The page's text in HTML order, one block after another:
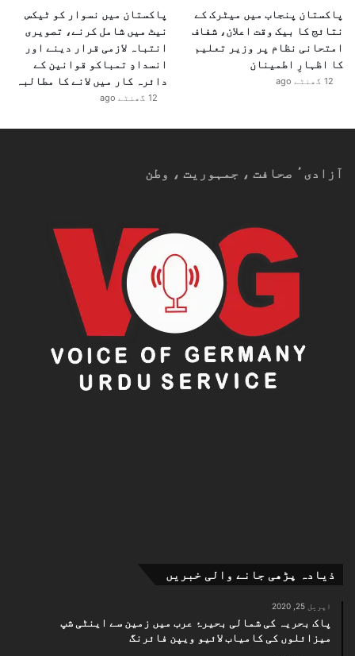
پاکستان پنجاب میں میٹرک کے
نتائج کا بیک وقت اعلان، شفاف
امتحانی نظام پر وزیر تعلیم
کا اظہارِ اطمینان
12 گھنٹے ago
پاکستان میں نسوار کو ٹیکس
نیٹ میں شامل کرنے، تصویری
انتباہ لازمی قرار دینے اور
انسدادِ تمباکو قوانین کے
دائرہ کار میں لانے کا مطالبہ
12 گھنٹے ago
آزادیٴ صحافت ، جمہوریت ، وطن
ذیادہ پڑھی جانے والی خبریں
اپریل 25, 2020
پاک بحریہ کی شمالی بحیرۂ عرب میں زمین سے اینٹی شپ
میزائلوں کی کامیاب لائیو ویپن فائرنگ